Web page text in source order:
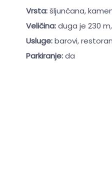
Vrsta:šljunčana,
Veličina:duga je 230
Usluge:barovi,
Parkiranje:da